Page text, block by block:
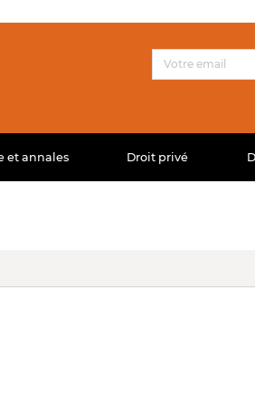
et annales Droit privé